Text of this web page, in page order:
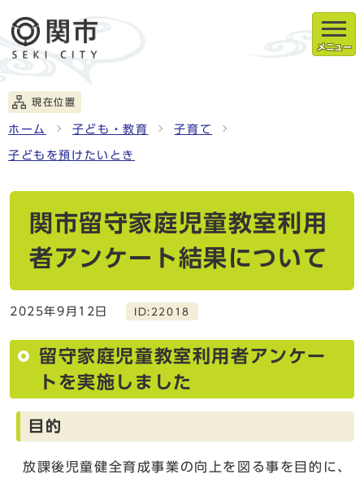
メニュー
現在位置
ホーム 子ども・教育 子育て
子どもを預けたいとき
関市留守家庭児童教室利用
者アンケート結果について
2025年9月12日 ID:22018
留守家庭児童教室利用者アンケー
トを実施しました
目的
放課後児童健全育成事業の向上を図る事を目的に、